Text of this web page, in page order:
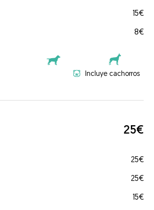
15€
8€
Incluye cachorros
25€
25€
25€
15€